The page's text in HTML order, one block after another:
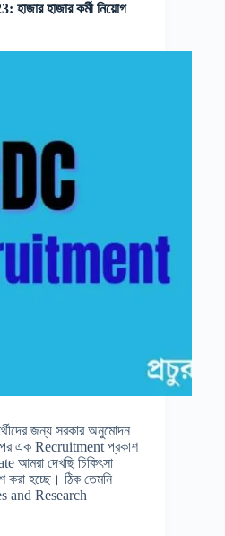
হাজার কর্মী নিয়োগ
জন্য সরকার অনুমোদন
পর এক Recruitment প্রকাশ
আমরা দেখছি চিকিৎসা
করা হচ্ছে। ঠিক তেমনি
and Research